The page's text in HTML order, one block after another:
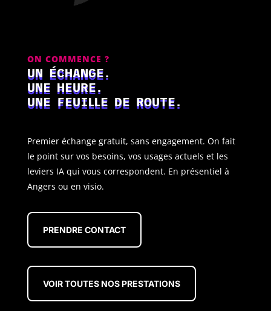
ON COMMENCE ?
UN ÉCHANGE.
UNE HEURE.
UNE FEUILLE DE ROUTE.
Premier échange gratuit, sans engagement. On fait
le point sur vos besoins, vos usages actuels et les
leviers IA qui vous correspondent. En présentiel à
Angers ou en visio.
PRENDRE CONTACT
VOIR TOUTES NOS PRESTATIONS